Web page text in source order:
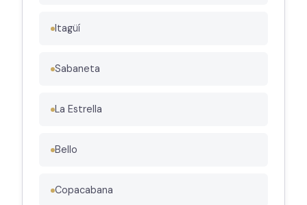
Itagüí
Sabaneta
La Estrella
Bello
Copacabana